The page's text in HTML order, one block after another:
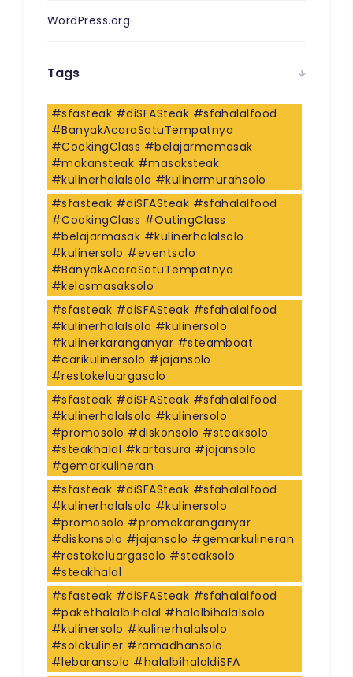
WordPress.org
Tags
#sfasteak #diSFASteak #sfahalalfood
#BanyakAcaraSatuTempatnya
#CookingClass #belajarmemasak
#makansteak #masaksteak
#kulinerhalalsolo #kulinermurahsolo
#sfasteak #diSFASteak #sfahalalfood
#CookingClass #OutingClass
#belajarmasak #kulinerhalalsolo
#kulinersolo #eventsolo
#BanyakAcaraSatuTempatnya
#kelasmasaksolo
#sfasteak #diSFASteak #sfahalalfood
#kulinerhalalsolo #kulinersolo
#kulinerkaranganyar #steamboat
#carikulinersolo #jajansolo
#restokeluargasolo
#sfasteak #diSFASteak #sfahalalfood
#kulinerhalalsolo #kulinersolo
#promosolo #diskonsolo #steaksolo
#steakhalal #kartasura #jajansolo
#gemarkulineran
#sfasteak #diSFASteak #sfahalalfood
#kulinerhalalsolo #kulinersolo
#promosolo #promokaranganyar
#diskonsolo #jajansolo #gemarkulineran
#restokeluargasolo #steaksolo
#steakhalal
#sfasteak #diSFASteak #sfahalalfood
#pakethalalbihalal #halalbihalalsolo
#kulinersolo #kulinerhalalsolo
#solokuliner #ramadhansolo
#lebaransolo #halalbihalaldiSFA